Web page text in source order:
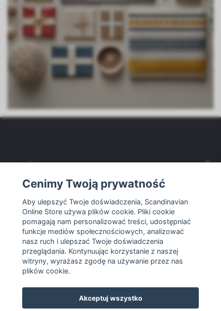
Media społecznościowe
Cenimy Twoją prywatność
Aby ulepszyć Twoje doświadczenia, Scandinavian
Online Store używa plików cookie. Pliki cookie
pomagają nam personalizować treści, udostępniać
funkcje mediów społecznościowych, analizować
nasz ruch i ulepszać Twoje doświadczenia
przeglądania. Kontynuując korzystanie z naszej
witryny, wyrażasz zgodę na używanie przez nas
plików cookie.
Akceptuj wszystko